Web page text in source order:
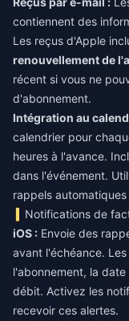
contiennent des
Les reçus d'Apple
renouvellement de
récent si vous ne
d'abonnement.
Intégration au
calendrier pour
heures à l'avance.
dans l'événement.
rappels
Notifications de
iOS : Envoie des
avant l'échéance.
l'abonnement, la
débit. Activez les
recevoir ces alertes.